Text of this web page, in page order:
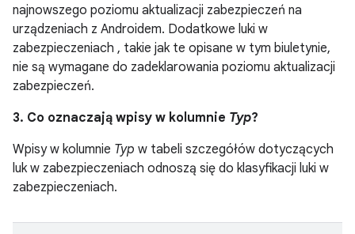
najnowszego poziomu aktualizacji zabezpieczeń na
urządzeniach z Androidem. Dodatkowe luki w
zabezpieczeniach , takie jak te opisane w tym biuletynie,
nie są wymagane do zadeklarowania poziomu aktualizacji
zabezpieczeń.
3. Co oznaczają wpisy w kolumnie Typ?
Wpisy w kolumnie Typ w tabeli szczegółów dotyczących
luk w zabezpieczeniach odnoszą się do klasyfikacji luki w
zabezpieczeniach.